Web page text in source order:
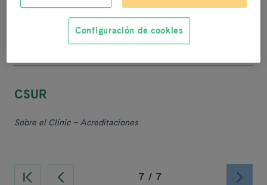
CSUR
Sobre el Clínic – Acreditaciones
CSUR
Sobre el Clínic – Acreditaciones
7 / 7
Configuración de cookies